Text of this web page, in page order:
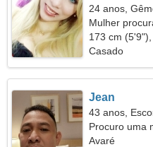
24 anos,
Mulher
173 cm
Casado
Jean
43 anos,
Procuro uma
Avaré